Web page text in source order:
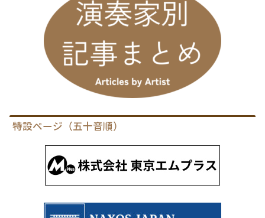
特設ページ（五十音順）